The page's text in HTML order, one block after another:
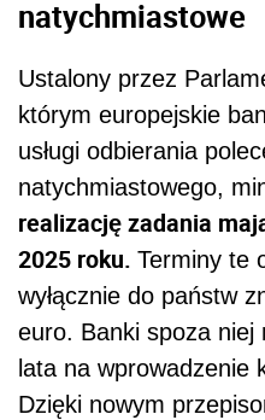
natychmiastowe
Ustalony przez
którym europejskie
usługi odbierania
natychmiastowego,
realizację zadania
2025 roku. Terminy te
wyłącznie do państw
euro. Banki spoza niej
lata na wprowadzenie
Dzięki nowym